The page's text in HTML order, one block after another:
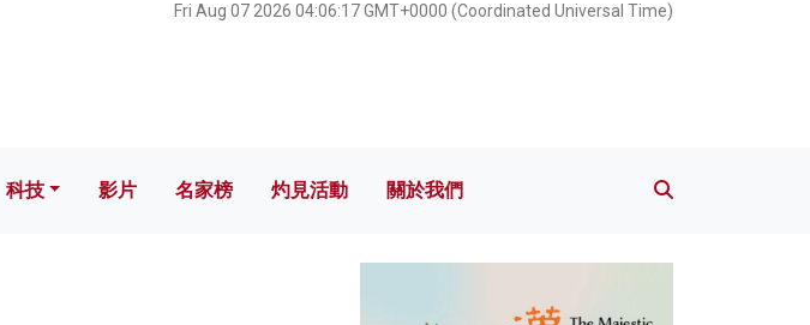
Fri Aug 07 2026 04:06:18 GMT+0000 (Coordinated Universal Time)
科技 影片 名家榜 灼見活動 關於我們